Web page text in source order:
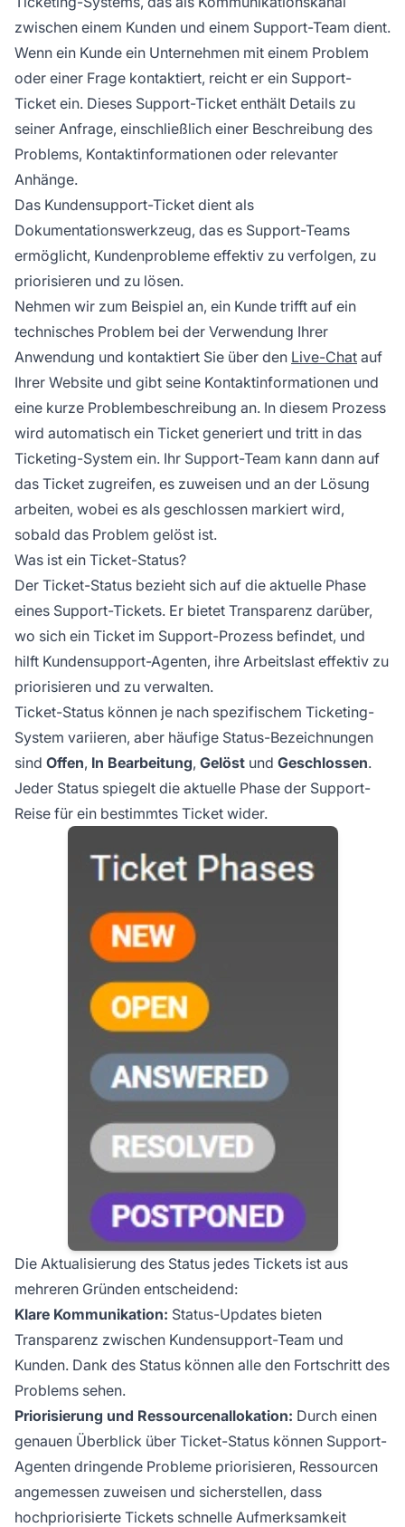
zwischen einem Kunden und einem Support-Team dient.
Wenn ein Kunde ein Unternehmen mit einem Problem
oder einer Frage kontaktiert, reicht er ein Support-
Ticket ein. Dieses Support-Ticket enthält Details zu
seiner Anfrage, einschließlich einer Beschreibung des
Problems, Kontaktinformationen oder relevanter
Anhänge.
Das Kundensupport-Ticket dient als
Dokumentationswerkzeug, das es Support-Teams
ermöglicht, Kundenprobleme effektiv zu verfolgen, zu
priorisieren und zu lösen.
Nehmen wir zum Beispiel an, ein Kunde trifft auf ein
technisches Problem bei der Verwendung Ihrer
Anwendung und kontaktiert Sie über den Live-Chat auf
Ihrer Website und gibt seine Kontaktinformationen und
eine kurze Problembeschreibung an. In diesem Prozess
wird automatisch ein Ticket generiert und tritt in das
Ticketing-System ein. Ihr Support-Team kann dann auf
das Ticket zugreifen, es zuweisen und an der Lösung
arbeiten, wobei es als geschlossen markiert wird,
sobald das Problem gelöst ist.
Was ist ein Ticket-Status?
Der Ticket-Status bezieht sich auf die aktuelle Phase
eines Support-Tickets. Er bietet Transparenz darüber,
wo sich ein Ticket im Support-Prozess befindet, und
hilft Kundensupport-Agenten, ihre Arbeitslast effektiv zu
priorisieren und zu verwalten.
Ticket-Status können je nach spezifischem Ticketing-
System variieren, aber häufige Status-Bezeichnungen
sind Offen, In Bearbeitung, Gelöst und Geschlossen.
Jeder Status spiegelt die aktuelle Phase der Support-
Reise für ein bestimmtes Ticket wider.
Die Aktualisierung des Status jedes Tickets ist aus
mehreren Gründen entscheidend:
Klare Kommunikation: Status-Updates bieten
Transparenz zwischen Kundensupport-Team und
Kunden. Dank des Status können alle den Fortschritt des
Problems sehen.
Priorisierung und Ressourcenallokation: Durch einen
genauen Überblick über Ticket-Status können Support-
Agenten dringende Probleme priorisieren, Ressourcen
angemessen zuweisen und sicherstellen, dass
hochpriorisierte Tickets schnelle Aufmerksamkeit